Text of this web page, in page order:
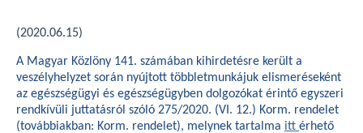
(2020.06.15)
A Magyar Közlöny 141. számában kihirdetésre került a
veszélyhelyzet során nyújtott többletmunkájuk elismeréseként
az egészségügyi és egészségügyben dolgozókat érintő egyszeri
rendkívüli juttatásról szóló 275/2020. (VI. 12.) Korm. rendelet
(továbbiakban: Korm. rendelet), melynek tartalma itt érhető